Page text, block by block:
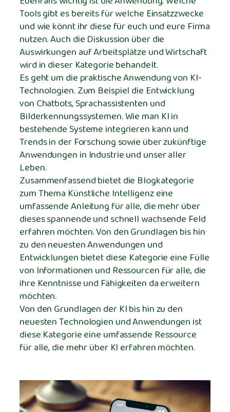
Tools gibt es bereits für welche Einsatzzwecke
und wie könnt ihr diese für euch und eure Firma
nutzen. Auch die Diskussion über die
Auswirkungen auf Arbeitsplätze und Wirtschaft
wird in dieser Kategorie behandelt.
Es geht um die praktische Anwendung von KI-
Technologien. Zum Beispiel die Entwicklung
von Chatbots, Sprachassistenten und
Bilderkennungssystemen. Wie man KI in
bestehende Systeme integrieren kann und
Trends in der Forschung sowie über zukünftige
Anwendungen in Industrie und unser aller
Leben.
Zusammenfassend bietet die Blogkategorie
zum Thema Künstliche Intelligenz eine
umfassende Anleitung für alle, die mehr über
dieses spannende und schnell wachsende Feld
erfahren möchten. Von den Grundlagen bis hin
zu den neuesten Anwendungen und
Entwicklungen bietet diese Kategorie eine Fülle
von Informationen und Ressourcen für alle, die
ihre Kenntnisse und Fähigkeiten da erweitern
möchten.
Von den Grundlagen der KI bis hin zu den
neuesten Technologien und Anwendungen ist
diese Kategorie eine umfassende Ressource
für alle, die mehr über KI erfahren möchten.